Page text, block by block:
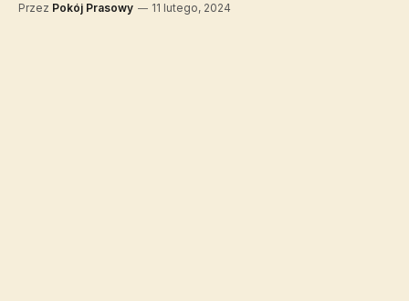
Przez Pokój Prasowy 11 lutego, 2024